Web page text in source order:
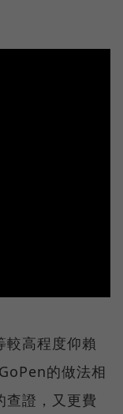
較高程度仰賴
的做法相
查證，又更費